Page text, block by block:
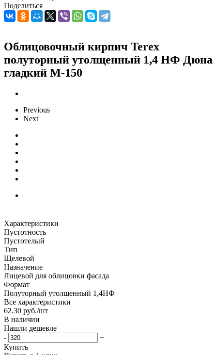
Поделиться
Облицовочный кирпич Terex
полуторный утолщенный 1,4 НФ Дюна
гладкий М-150
Previous
Next
Характеристики
Пустотность
Пустотелый
Тип
Щелевой
Назначение
Лицевой для облицовки фасада
Формат
Полуторный утолщенный 1,4НФ
Все характеристики
62.30 руб./шт
В наличии
Нашли дешевле
-
+
Купить